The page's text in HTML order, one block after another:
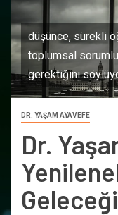
düşünce, sürekli
toplumsal
gerektiğini
DR. YAŞAM AYAVEFE
Dr.